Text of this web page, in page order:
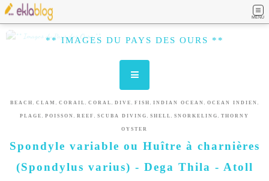
MENU
** IMAGES DU PAYS DES OURS **
BEACH , CLAM , CORAIL , CORAL , DIVE , FISH , INDIAN OCEAN , OCEAN INDIEN ,
PLAGE , POISSON , REEF , SCUBA DIVING , SHELL , SNORKELING , THORNY
OYSTER
Spondyle variable ou Huître à charnières
(Spondylus varius) - Dega Thila - Atoll